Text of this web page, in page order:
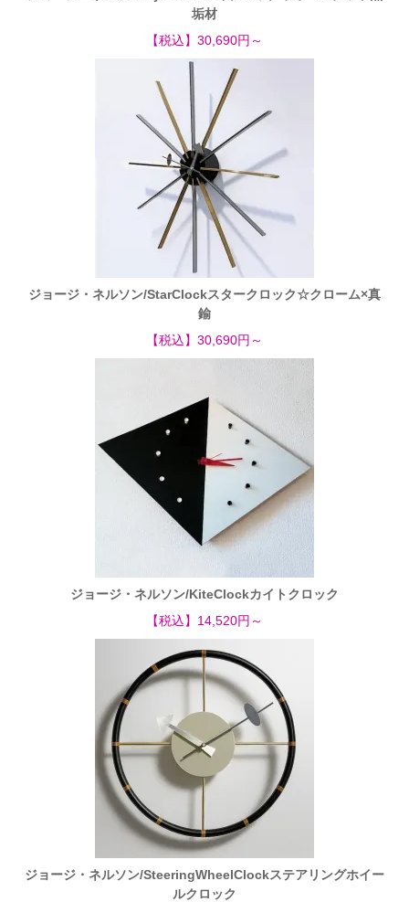
垢材
【税込】30,690円～
ジョージ・ネルソン/StarClockスタークロック☆クローム×真
鍮
【税込】30,690円～
ジョージ・ネルソン/KiteClockカイトクロック
【税込】14,520円～
ジョージ・ネルソン/SteeringWheelClockステアリングホイー
ルクロック